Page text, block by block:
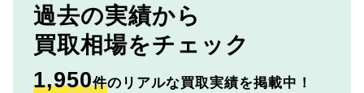
過去の実績から
買取相場をチェック
1,950件のリアルな買取実績を掲載中！